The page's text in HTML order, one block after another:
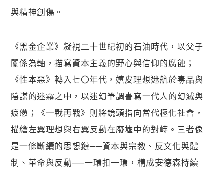
與精神創傷。
《黑金企業》凝視二十世紀初的石油時代，以父子
關係為軸，描寫資本主義的野心與信仰的腐蝕；
《性本惡》轉入七〇年代，嬉皮理想迷航於毒品與
陰謀的迷霧之中，以迷幻筆調書寫一代人的幻滅與
疲憊；《一戰再戰》則將鏡頭指向當代極化社會，
描繪左翼理想與右翼反動在廢墟中的對峙。三者像
是一條斷續的思想鏈──資本與宗教、反文化與體
制、革命與反動──一環扣一環，構成安德森持續